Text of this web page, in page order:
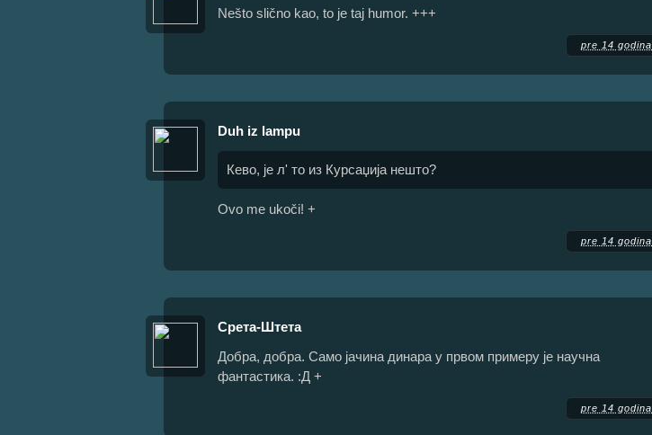
Nešto slično kao, to je taj humor. +++
pre 14 godina
Duh iz lampu
Кево, је л' то из Курсаџија нешто?
Ovo me ukoči! +
pre 14 godina
Срета-Штета
Добра, добра. Само јачина динара у првом примеру је научна
фантастика. :Д +
pre 14 godina